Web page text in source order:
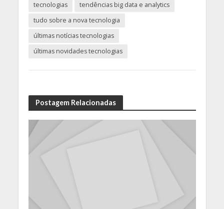
tecnologias
tendências big data e analytics
tudo sobre a nova tecnologia
últimas notícias tecnologias
últimas novidades tecnologias
Postagem Relacionadas